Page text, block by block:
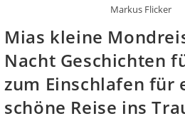
Markus Flicker
Mias kleine
Nacht Geschichten
zum Einschlafen für
schöne Reise ins